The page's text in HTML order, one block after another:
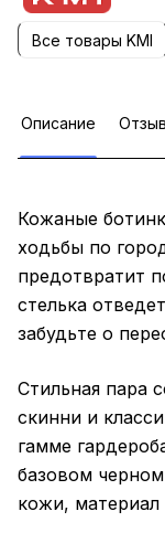
Все товары KMI
Описание
Кожаные
ходьбы по
предотвратит
стелька
забудьте о
Стильная пара
скинни и
гамме
базовом
кожи,